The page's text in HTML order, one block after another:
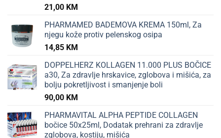
21,00 KM
PHARMAMED BADEMOVA KREMA 150ml, Za
njegu kože protiv pelenskog osipa
14,85 KM
DOPPELHERZ KOLLAGEN 11.000 PLUS BOČICE
a30, Za zdravlje hrskavice, zglobova i mišića, za
bolju pokretljivost i smanjenje boli
90,00 KM
PHARMAVITAL ALPHA PEPTIDE COLLAGEN
bočice 50x25ml, Dodatak prehrani za zdravlje
zglobova, kostiju, mišića